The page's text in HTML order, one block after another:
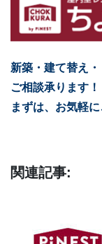
新築・建て替え
ご相談承ります！
まずは、お気軽に
関連記事: